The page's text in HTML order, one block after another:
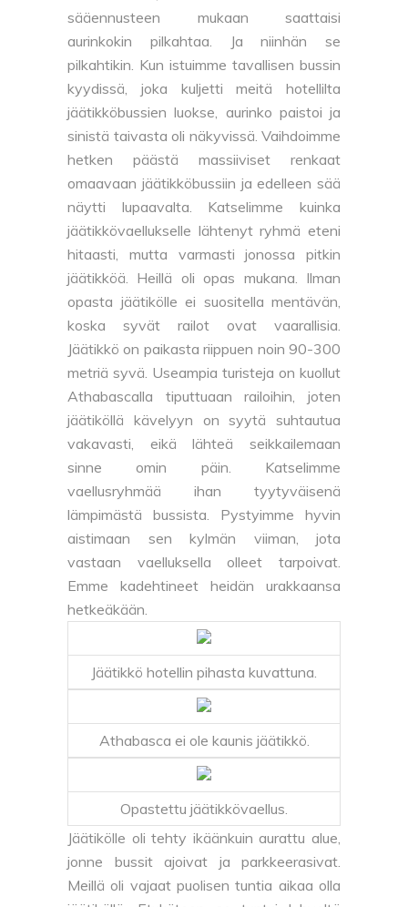
sääennusteen mukaan saattaisi
aurinkokin pilkahtaa. Ja niinhän se
pilkahtikin. Kun istuimme tavallisen bussin
kyydissä, joka kuljetti meitä hotellilta
jäätikköbussien luokse, aurinko paistoi ja
sinistä taivasta oli näkyvissä. Vaihdoimme
hetken päästä massiiviset renkaat
omaavaan jäätikköbussiin ja edelleen sää
näytti lupaavalta. Katselimme kuinka
jäätikkövaellukselle lähtenyt ryhmä eteni
hitaasti, mutta varmasti jonossa pitkin
jäätikköä. Heillä oli opas mukana. Ilman
opasta jäätikölle ei suositella mentävän,
koska syvät railot ovat vaarallisia.
Jäätikkö on paikasta riippuen noin 90-300
metriä syvä. Useampia turisteja on kuollut
Athabascalla tiputtuaan railoihin, joten
jäätiköllä kävelyyn on syytä suhtautua
vakavasti, eikä lähteä seikkailemaan
sinne omin päin. Katselimme
vaellusryhmää ihan tyytyväisenä
lämpimästä bussista. Pystyimme hyvin
aistimaan sen kylmän viiman, jota
vastaan vaelluksella olleet tarpoivat.
Emme kadehtineet heidän urakkaansa
hetkeäkään.
Jäätikkö hotellin pihasta kuvattuna.
Athabasca ei ole kaunis jäätikkö.
Opastettu jäätikkövaellus.
Jäätikölle oli tehty ikäänkuin aurattu alue,
jonne bussit ajoivat ja parkkeerasivat.
Meillä oli vajaat puolisen tuntia aikaa olla